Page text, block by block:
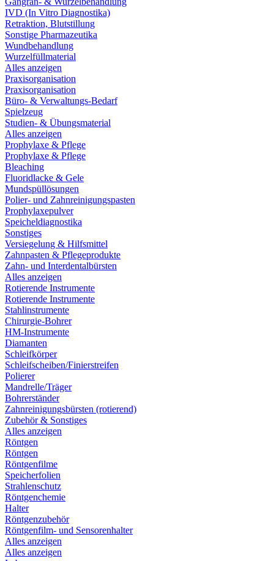
IVD (In Vitro Diagnostika)
Retraktion, Blutstillung
Sonstige Pharmazeutika
Wundbehandlung
Wurzelfüllmaterial
Alles anzeigen
Praxisorganisation
Praxisorganisation
Büro- & Verwaltungs-Bedarf
Spielzeug
Studien- & Übungsmaterial
Alles anzeigen
Prophylaxe & Pflege
Prophylaxe & Pflege
Bleaching
Fluoridlacke & Gele
Mundspüllösungen
Polier- und Zahnreinigungspasten
Prophylaxepulver
Speicheldiagnostika
Sonstiges
Versiegelung & Hilfsmittel
Zahnpasten & Pflegeprodukte
Zahn- und Interdentalbürsten
Alles anzeigen
Rotierende Instrumente
Rotierende Instrumente
Stahlinstrumente
Chirurgie-Bohrer
HM-Instrumente
Diamanten
Schleifkörper
Schleifscheiben/Finierstreifen
Polierer
Mandrelle/Träger
Bohrerständer
Zahnreinigungsbürsten (rotierend)
Zubehör & Sonstiges
Alles anzeigen
Röntgen
Röntgen
Röntgenfilme
Speicherfolien
Strahlenschutz
Röntgenchemie
Halter
Röntgenzubehör
Röntgenfilm- und Sensorenhalter
Alles anzeigen
Alles anzeigen